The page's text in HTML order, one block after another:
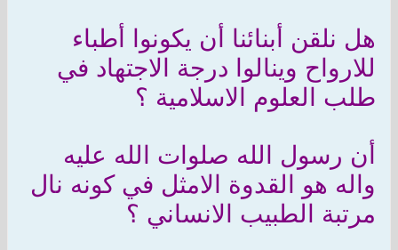
هل نلقن أبنائنا أن يكونوا أطباء
للارواح وينالوا درجة الاجتهاد في
طلب العلوم الاسلامية ؟
أن رسول الله صلوات الله عليه
واله هو القدوة الامثل في كونه نال
مرتبة الطبيب الانساني ؟